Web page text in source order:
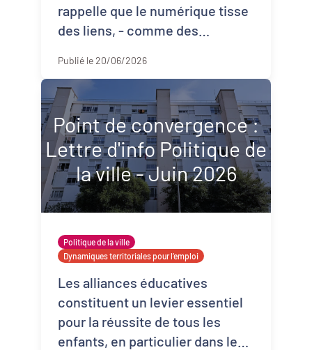
rappelle que le numérique tisse
des liens, - comme des
personnes, les territoires et les
Publié le 20/06/2026
Point de convergence :
Lettre d'info Politique de
la ville - Juin 2026
Politique de la ville
Dynamiques territoriales pour l’emploi
Les alliances éducatives
constituent un levier essentiel
pour la réussite de tous les
enfants, en particulier dans les